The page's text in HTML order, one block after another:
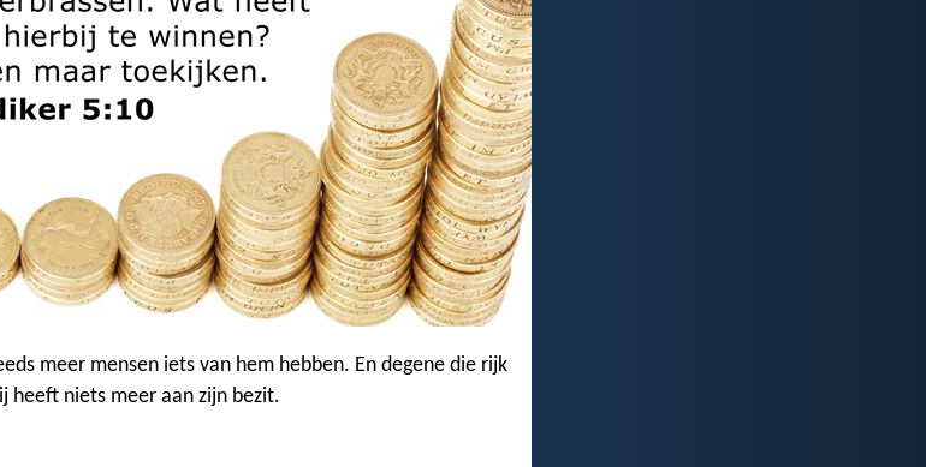
meer mensen iets van hem hebben. En degene die rijk
heeft niets meer aan zijn bezit.